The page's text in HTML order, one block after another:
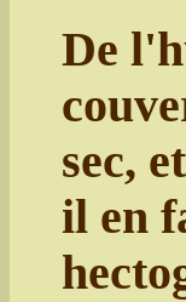
De
sec,
il en